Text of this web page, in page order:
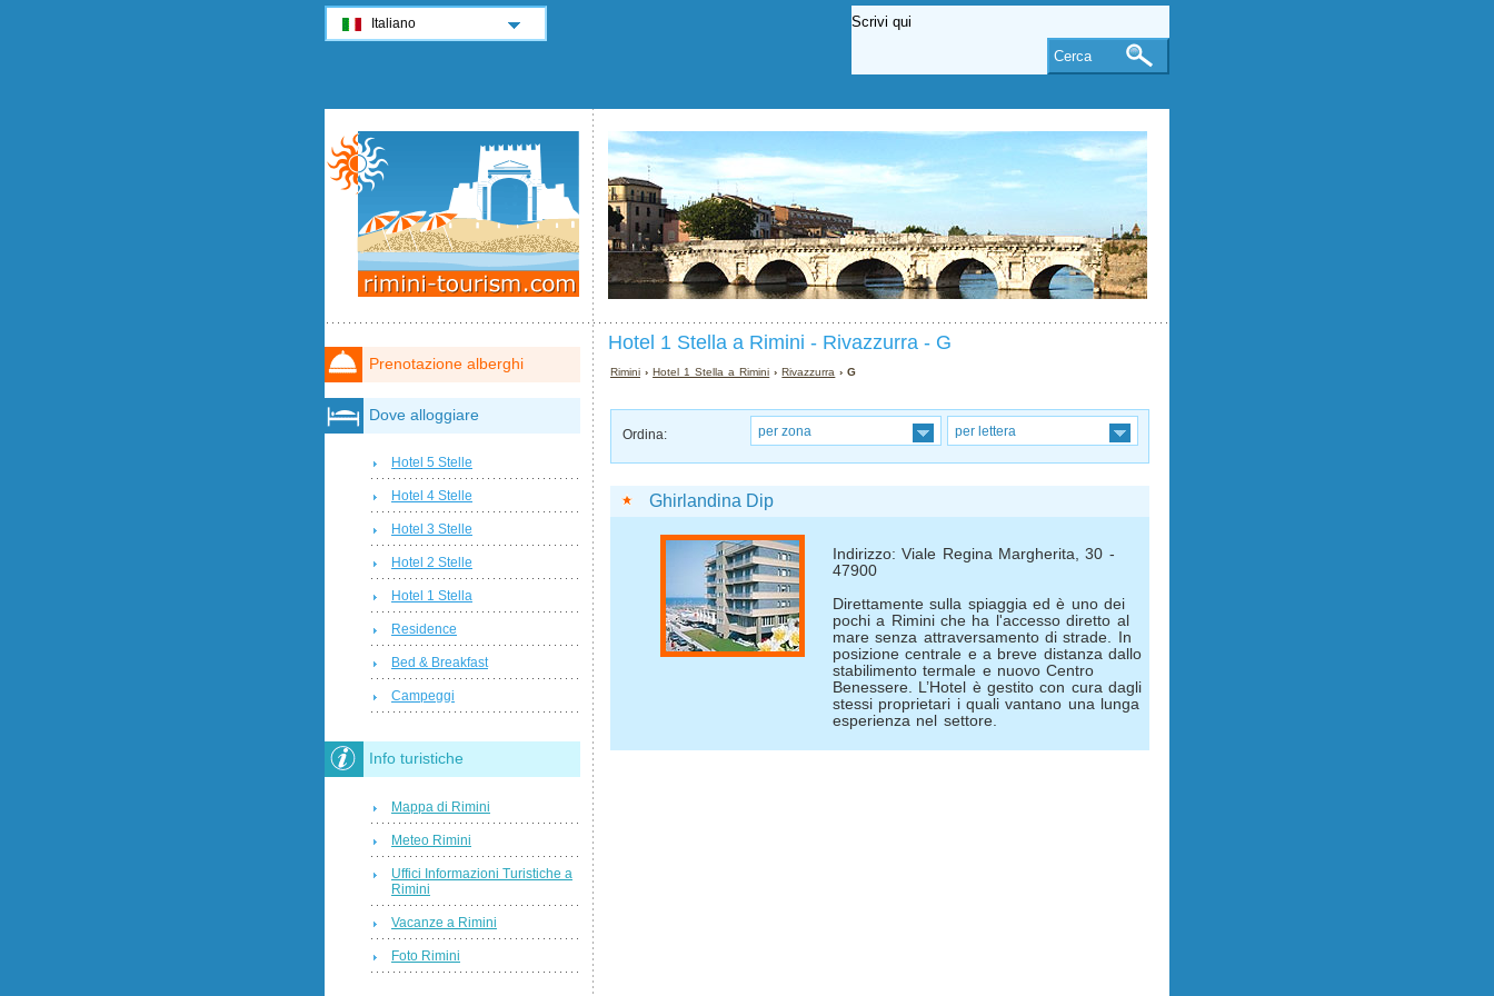
Hotel 1 Stella a Rimini - Rivazzurra - G
Rimini ›Hotel 1 Stella a Rimini ›Rivazzurra › G
Ordina: per zona per lettera
Ghirlandina Dip
Indirizzo: Viale Regina Margherita, 30 -
47900
Direttamente sulla spiaggia ed è uno dei
pochi a Rimini che ha l'accesso diretto al
mare senza attraversamento di strade. In
posizione centrale e a breve distanza dallo
stabilimento termale e nuovo Centro
Benessere. L’Hotel è gestito con cura dagli
stessi proprietari i quali vantano una lunga
esperienza nel settore.
Prenotazione alberghi
Dove alloggiare
Hotel 5 Stelle
Hotel 4 Stelle
Hotel 3 Stelle
Hotel 2 Stelle
Hotel 1 Stella
Residence
Bed & Breakfast
Campeggi
Info turistiche
Mappa di Rimini
Meteo Rimini
Uffici Informazioni Turistiche a
Rimini
Vacanze a Rimini
Foto Rimini
Italiano
Cerca